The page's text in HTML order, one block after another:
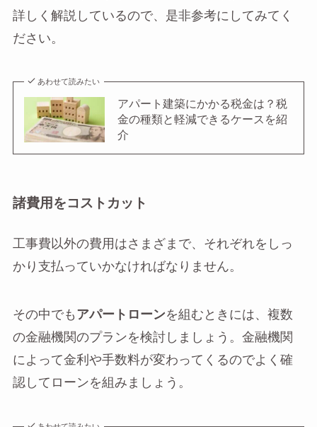
詳しく解説しているので、是非参考にしてみてく
ださい。
あわせて読みたい
アパート建築にかかる税金は？税
金の種類と軽減できるケースを紹
介
諸費用をコストカット
工事費以外の費用はさまざまで、それぞれをしっ
かり支払っていかなければなりません。
その中でも アパートローンを組むときには、複数
の金融機関のプランを検討しましょう。金融機関
によって金利や手数料が変わってくるのでよく確
認してローンを組みましょう。